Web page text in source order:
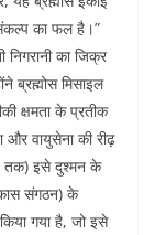
का फल है।”
का जिक्र
ब्रह्मोस मिसाइल
क्षमता के प्रतीक
और वायुसेना की रीढ़
तक) इसे दुश्मन के
संगठन) के
गया है, जो इसे